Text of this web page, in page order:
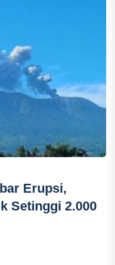
Erupsi,
Setinggi 2.000